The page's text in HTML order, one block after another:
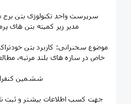
سرپرست واحد تکنولوژی بتن برج
مدیر زیر کمیته بتن های
خاص در سازه های بلند مرتبه،
ششمین